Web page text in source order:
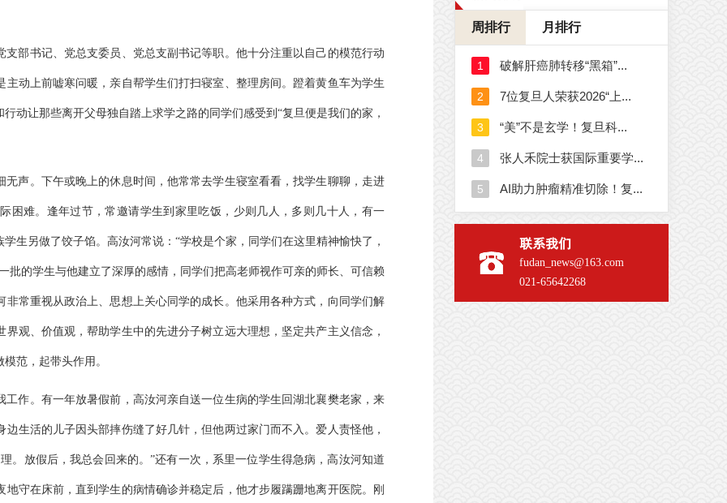
部书记、党总支委员、党总支副书记等职。他十分注重以自己的模范行动
动上前嘘寒问暖，亲自帮学生们打扫寝室、整理房间。蹬着黄鱼车为学生
动让那些离开父母独自踏上求学之路的同学们感受到“复旦便是我们的家，
声。下午或晚上的休息时间，他常常去学生寝室看看，找学生聊聊，走进
困难。逢年过节，常邀请学生到家里吃饭，少则几人，多则几十人，有一
生另做了饺子馅。高汝河常说：“学校是个家，同学们在这里精神愉快了，
批的学生与他建立了深厚的感情，同学们把高老师视作可亲的师长、可信赖
常重视从政治上、思想上关心同学的成长。他采用各种方式，向同学们解
观、价值观，帮助学生中的先进分子树立远大理想，坚定共产主义信念，
范，起带头作用。
作。有一年放暑假前，高汝河亲自送一位生病的学生回湖北襄樊老家，来
生活的儿子因头部摔伤缝了好几针，但他两过家门而不入。爱人责怪他，
。放假后，我总会回来的。”还有一次，系里一位学生得急病，高汝河知道
守在床前，直到学生的病情确诊并稳定后，他才步履蹒跚地离开医院。刚
周排行 月排行
联系我们
fudan_news@163.com
021-65642268